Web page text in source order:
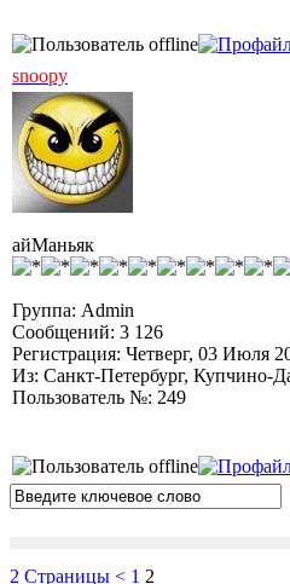
snoopy
айМаньяк
Группа: Admin
Сообщений: 3 126
Регистрация: Четверг, 03 Июля
Из: Санкт-Петербург, Купчино-
Пользователь №: 249
2 Страницы < 1 2